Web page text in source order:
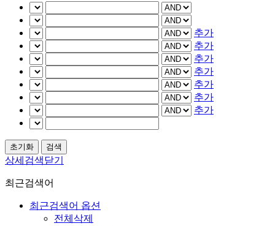
추가
추가
추가
추가
추가
추가
추가
상세검색닫기
최근검색어
최근검색어 옵션
전체삭제